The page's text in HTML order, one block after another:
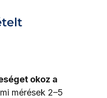
okoz a
mérések 2–5